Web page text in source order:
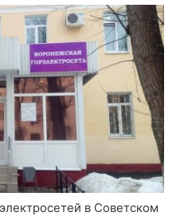
в Советском